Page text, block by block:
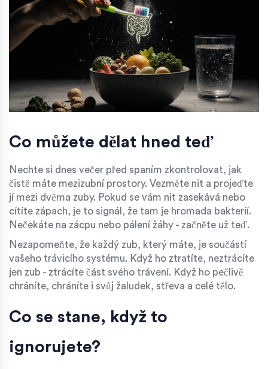
Co můžete dělat hned teď
Nechte si dnes večer před spaním zkontrolovat, jak
čistě máte mezizubní prostory. Vezměte nit a projeďte
jí mezi dvěma zuby. Pokud se vám nit zasekává nebo
cítíte zápach, je to signál, že tam je hromada bakterií.
Nečekáte na zácpu nebo pálení žáhy - začněte už teď.
Nezapomeňte, že každý zub, který máte, je součástí
vašeho trávicího systému. Když ho ztratíte, neztrácíte
jen zub - ztrácíte část svého trávení. Když ho pečlivě
chráníte, chráníte i svůj žaludek, střeva a celé tělo.
Co se stane, když to
ignorujete?